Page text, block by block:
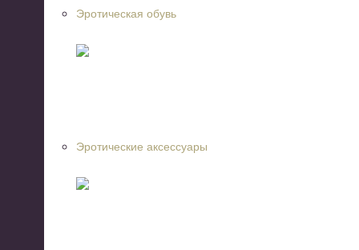
Эротическая обувь
Эротические аксессуары